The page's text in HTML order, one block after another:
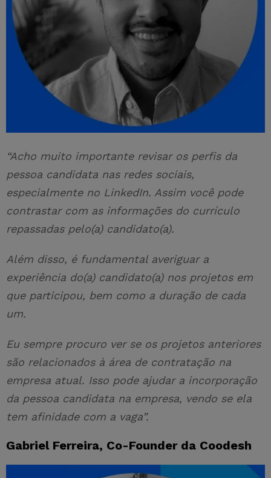
“Acho muito importante revisar os perfis da
pessoa candidata nas redes sociais,
especialmente no LinkedIn. Assim você pode
contrastar com as informações do currículo
repassadas pelo(a) candidato(a).
Além disso, é fundamental averiguar a
experiência do(a) candidato(a) nos projetos em
que participou, bem como a duração de cada
um.
Eu sempre procuro ver se os projetos anteriores
são relacionados à área de contratação na
empresa atual. Isso pode ajudar a incorporação
da pessoa candidata na empresa, vendo se ela
tem afinidade com a vaga”.
Gabriel Ferreira, Co-Founder da Coodesh